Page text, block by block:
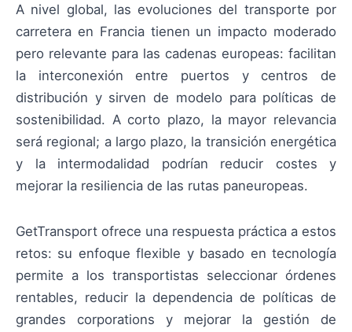
A nivel global, las evoluciones del transporte por
carretera en Francia tienen un impacto moderado
pero relevante para las cadenas europeas: facilitan
la interconexión entre puertos y centros de
distribución y sirven de modelo para políticas de
sostenibilidad. A corto plazo, la mayor relevancia
será regional; a largo plazo, la transición energética
y la intermodalidad podrían reducir costes y
mejorar la resiliencia de las rutas paneuropeas.
GetTransport ofrece una respuesta práctica a estos
retos: su enfoque flexible y basado en tecnología
permite a los transportistas seleccionar órdenes
rentables, reducir la dependencia de políticas de
grandes corporations y mejorar la gestión de